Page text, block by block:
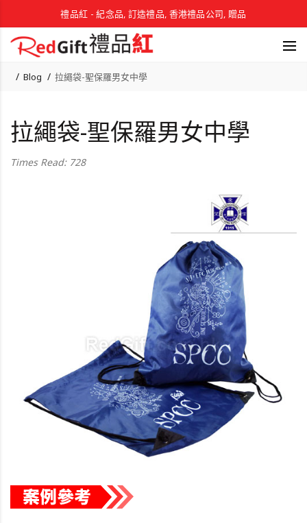
禮品紅 - 紀念品, 訂造禮品, 香港禮品公司, 贈品
Blog 拉繩袋-聖保羅男女中學
拉繩袋-聖保羅男女中學
Times Read: 728